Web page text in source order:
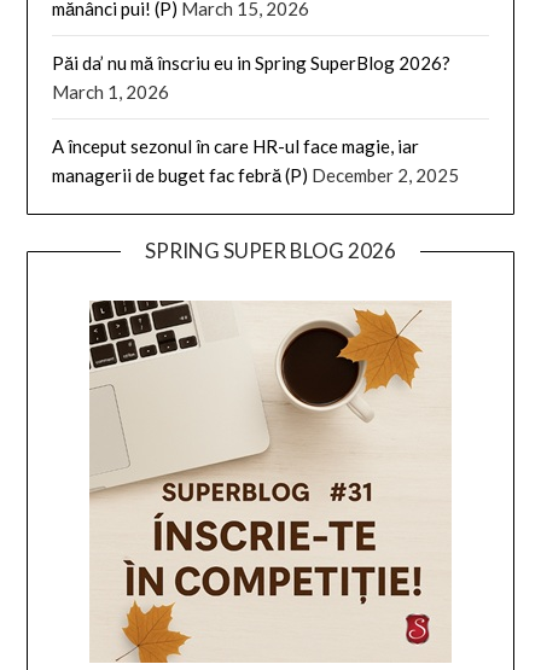
mănânci pui! (P) March 15, 2026
Păi da’ nu mă înscriu eu in Spring SuperBlog 2026?
March 1, 2026
A început sezonul în care HR-ul face magie, iar
managerii de buget fac febră (P) December 2, 2025
SPRING SUPER BLOG 2026